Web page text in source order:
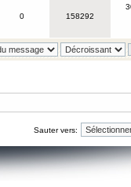
0 158292
Sauter vers: